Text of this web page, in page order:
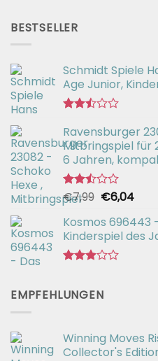
von 5
BESTSELLER
Schmidt Spiele
Age Junior,
mit
2.50
von 5
Ravensburger
Mitbringspiel für
6 Jahren,
Bewertet
mit
2.50
von 5
€7,99
war:
€7,99
€6,04
ist:
Kosmos 696443
Kinderspiel des
2.92
EMPFEHLUNGEN
Winning Moves
Collector's